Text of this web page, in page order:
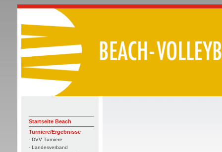
Startseite Beach
Turniere/Ergebnisse
- DVV Turniere
- Landesverband